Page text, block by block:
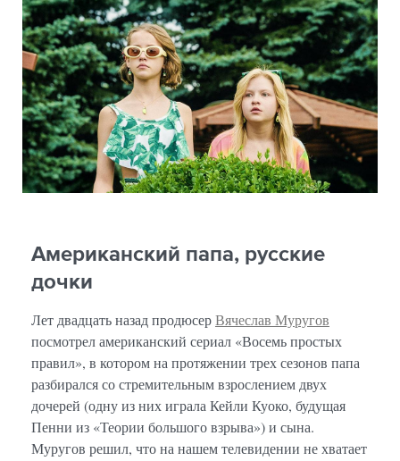
Американский папа, русские
дочки
Лет двадцать назад продюсерВячеслав Муругов
посмотрел американский сериал «Восемь простых
правил», в котором на протяжении трех сезонов папа
разбирался со стремительным взрослением двух
дочерей (одну из них играла Кейли Куоко, будущая
Пенни из «Теории большого взрыва») и сына.
Муругов решил, что на нашем телевидении не хватает